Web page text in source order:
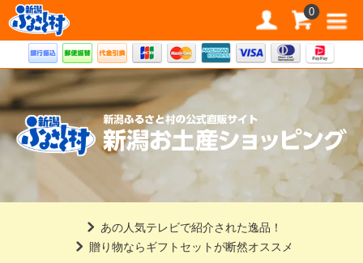
道の駅 新潟ふるさと村公式直販サイト 0
あの人気テレビで紹介された逸品！
贈り物ならギフトセットが断然オススメ